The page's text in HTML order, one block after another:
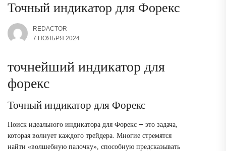
Точный индикатор для Форекс
REDACTOR
7 НОЯБРЯ 2024
точнейший индикатор для
форекс
Точный индикатор для Форекс
Поиск идеального индикатора для Форекс ౼ это задача,
которая волнует каждого трейдера. Многие стремятся
найти «волшебную палочку», способную предсказывать